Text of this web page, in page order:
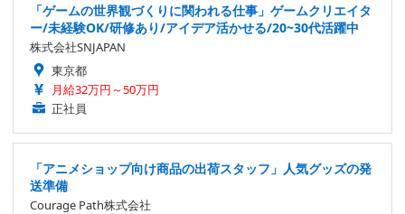
「ゲームの世界観づくりに関われる仕事」ゲームクリエイタ
ー/未経験OK/研修あり/アイデア活かせる/20~30代活躍中
株式会社SNJAPAN
東京都
月給32万円～50万円
正社員
「アニメショップ向け商品の出荷スタッフ」人気グッズの発
送準備
Courage Path株式会社